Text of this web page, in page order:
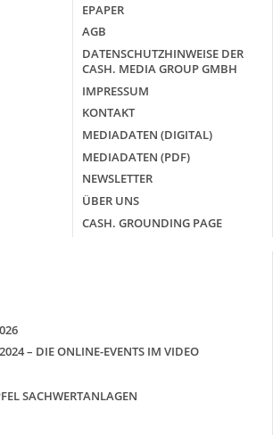
EPAPER
AGB
DATENSCHUTZHINWEISE DER
CASH. MEDIA GROUP GMBH
IMPRESSUM
KONTAKT
MEDIADATEN (DIGITAL)
MEDIADATEN (PDF)
NEWSLETTER
ÜBER UNS
CASH. GROUNDING PAGE
– DIE ONLINE-EVENTS IM VIDEO
SACHWERTANLAGEN